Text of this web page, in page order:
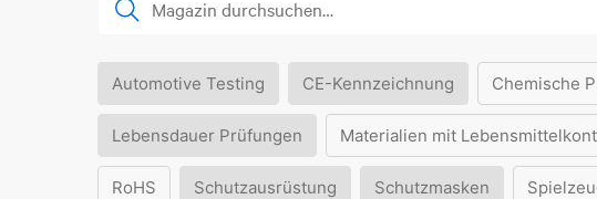
Automotive Testing CE-Kennzeichnung Chemische
Lebensdauer Prüfungen Materialien mit
RoHS Schutzausrüstung Schutzmasken